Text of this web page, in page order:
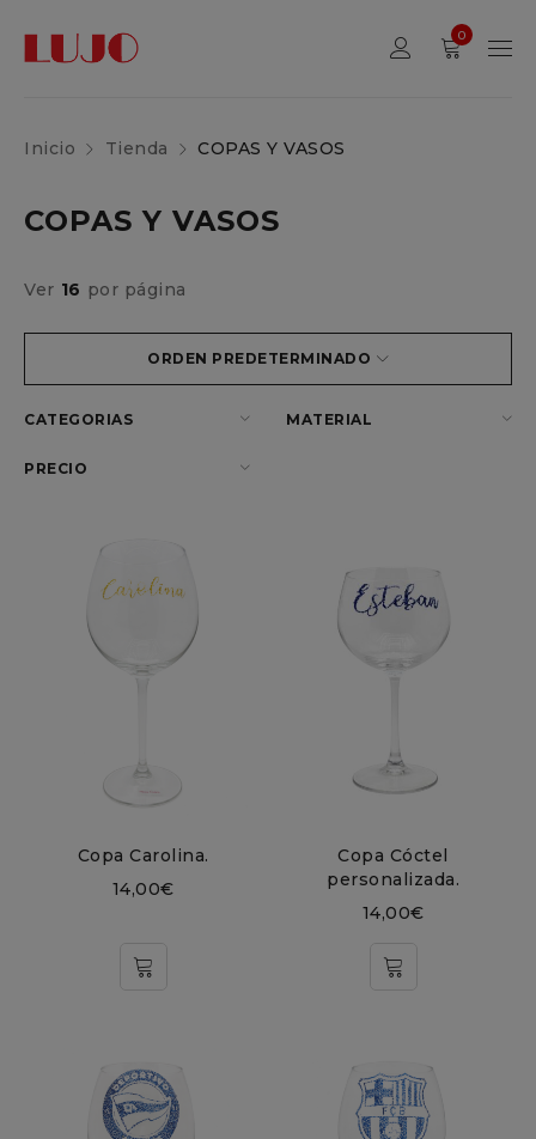
0
Inicio Tienda COPAS Y VASOS
COPAS Y VASOS
ORDEN PREDETERMINADO
Ver 16 por página
CATEGORIAS MATERIAL
PRECIO
Copa Carolina.
14,00€
Copa Cóctel
personalizada.
14,00€